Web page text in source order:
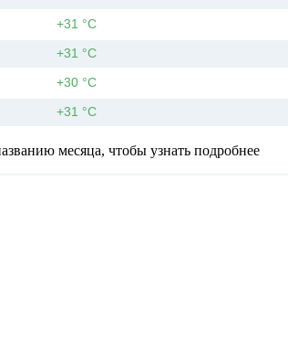
+31 °С
+31 °С
+30 °С
+31 °С
месяца, чтобы узнать подробнее